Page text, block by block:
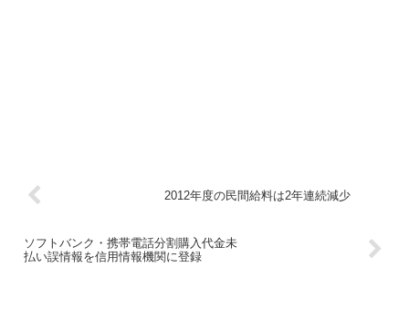
2012年度の民間給料は2年連続減少
ソフトバンク・携帯電話分割購入代金未
払い誤情報を信用情報機関に登録